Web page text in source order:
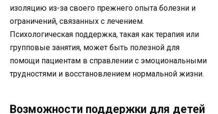
изоляцию из-за своего прежнего опыта болезни и
ограничений, связанных с лечением.
Психологическая поддержка, такая как терапия или
групповые занятия, может быть полезной для
помощи пациентам в справлении с эмоциональными
трудностями и восстановлением нормальной жизни.
Возможности поддержки для детей